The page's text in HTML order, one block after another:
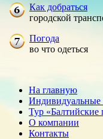
Как добраться
городской
Погода
во что одеться
На главную
Индивидуальные
Тур «Балтийские
О компании
Контакты